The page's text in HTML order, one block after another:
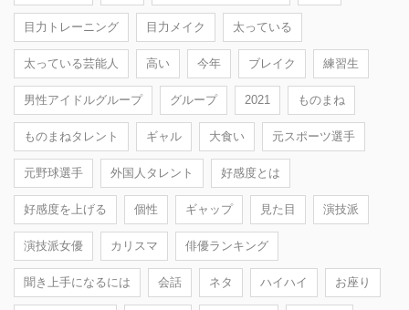
目力トレーニング 目力メイク 太っている
太っている芸能人 高い 今年 ブレイク 練習生
男性アイドルグループ グループ 2021 ものまね
ものまねタレント ギャル 大食い 元スポーツ選手
元野球選手 外国人タレント 好感度とは
好感度を上げる 個性 ギャップ 見た目 演技派
演技派女優 カリスマ 俳優ランキング
聞き上手になるには 会話 ネタ ハイハイ お座り